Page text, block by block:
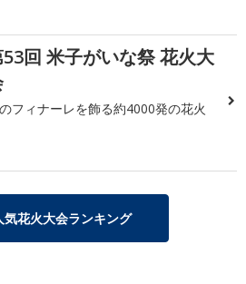
回 米子がいな祭 花火大
フィナーレを飾る約4000発の花火
気花火大会ランキング